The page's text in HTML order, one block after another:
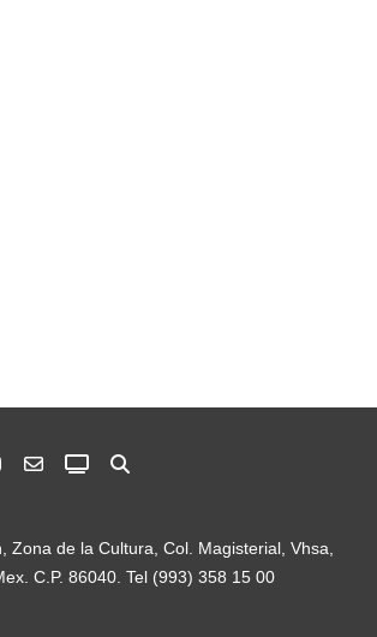
Zona de la Cultura, Col. Magisterial, Vhsa,
C.P. 86040. Tel (993) 358 15 00